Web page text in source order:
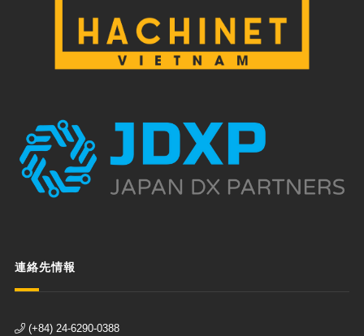
連絡先情報
(+84) 24-6290-0388